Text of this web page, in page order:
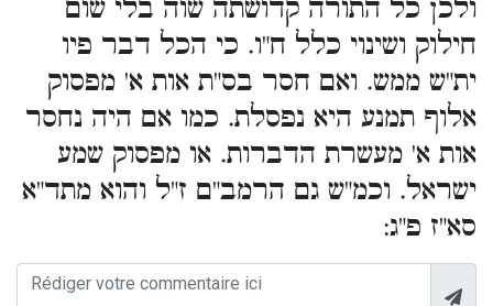
ולכן כל התורה קדושתה שוה בלי שום
חילוק ושינוי כלל ח"ו. כי הכל דבר פיו
ית"ש ממש. ואם חסר בס"ת אות א' מפסוק
אלוף תמנע היא נפסלת. כמו אם היה נחסר
אות א' מעשרת הדברות. או מפסוק שמע
ישראל. וכמ"ש גם הרמב"ם ז"ל והוא מתד"א
סא"ז פ"ג: